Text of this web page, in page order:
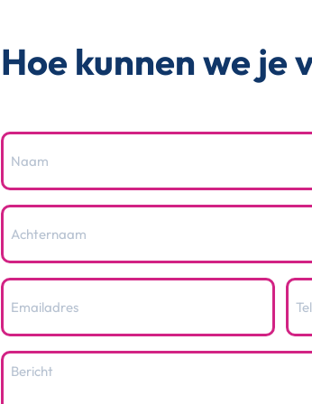
Hoe kunnen we je
Naam
(Vereist)
Achternaam
(Vereist)
E-
mailadres
(Vereist)
Naam